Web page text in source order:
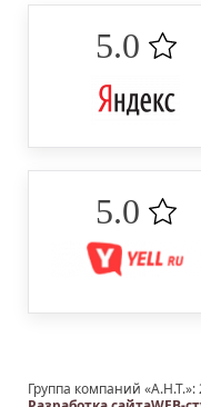
5.0 ‌
5.0 ‌
Группа компаний